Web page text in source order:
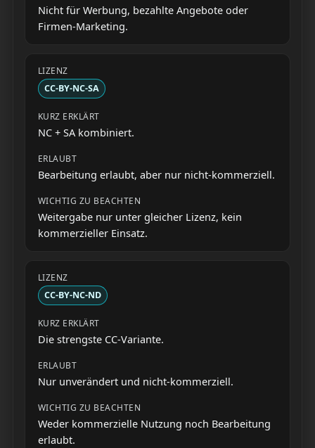
Nicht für Werbung, bezahlte Angebote oder
Firmen-Marketing.
CC-BY-NC-SA
NC + SA kombiniert.
Bearbeitung erlaubt, aber nur nicht-kommerziell.
Weitergabe nur unter gleicher Lizenz, kein
kommerzieller Einsatz.
CC-BY-NC-ND
Die strengste CC-Variante.
Nur unverändert und nicht-kommerziell.
Weder kommerzielle Nutzung noch Bearbeitung
erlaubt.